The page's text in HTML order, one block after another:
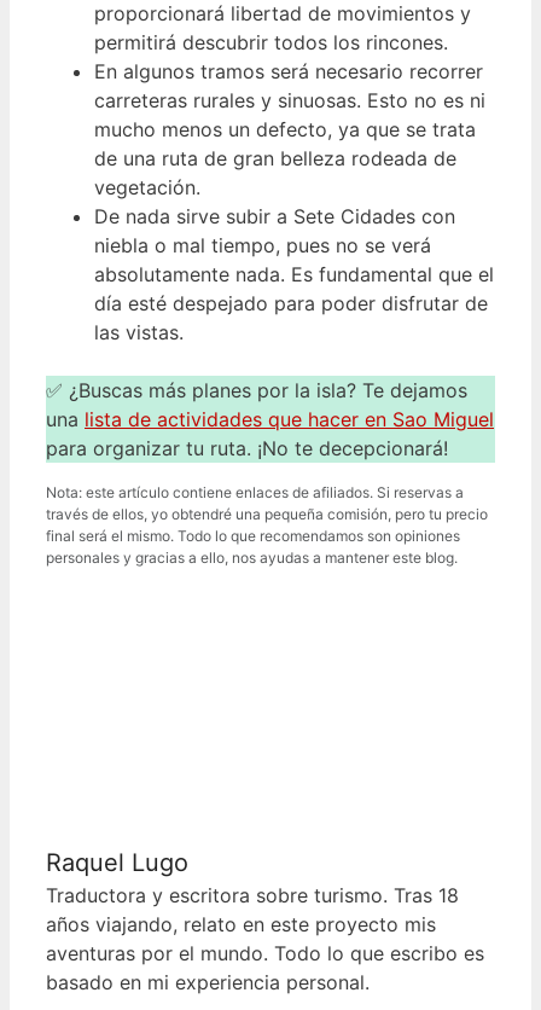
proporcionará libertad de movimientos y
permitirá descubrir todos los rincones.
En algunos tramos será necesario recorrer
carreteras rurales y sinuosas. Esto no es ni
mucho menos un defecto, ya que se trata
de una ruta de gran belleza rodeada de
vegetación.
De nada sirve subir a Sete Cidades con
niebla o mal tiempo, pues no se verá
absolutamente nada. Es fundamental que el
día esté despejado para poder disfrutar de
las vistas.
✅ ¿Buscas más planes por la isla? Te dejamos
una lista de actividades que hacer en Sao Miguel
para organizar tu ruta. ¡No te decepcionará!
Nota: este artículo contiene enlaces de afiliados. Si reservas a
través de ellos, yo obtendré una pequeña comisión, pero tu precio
final será el mismo. Todo lo que recomendamos son opiniones
personales y gracias a ello, nos ayudas a mantener este blog.
Raquel Lugo
Traductora y escritora sobre turismo. Tras 18
años viajando, relato en este proyecto mis
aventuras por el mundo. Todo lo que escribo es
basado en mi experiencia personal.